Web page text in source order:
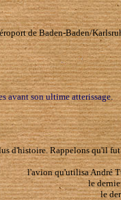
de Baden-Baden/
avant son ultime atterissage.
d'histoire. Rappelons qu'il
l'avion qu'utilisa André
le
le